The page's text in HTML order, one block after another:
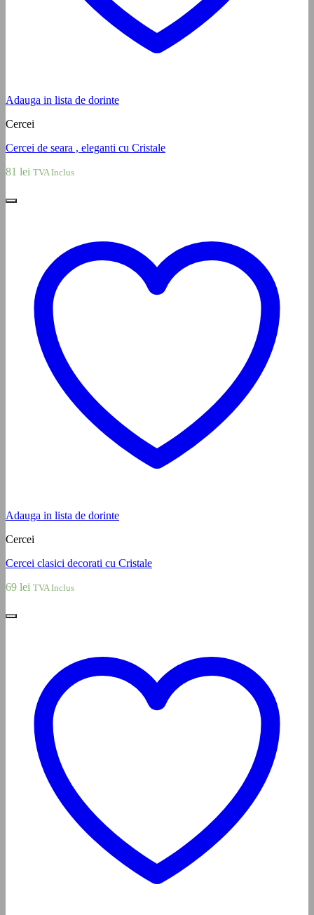
Adauga in lista de dorinte
Cercei
Cercei de seara , eleganti cu Cristale
81 lei TVA Inclus
Adauga in lista de dorinte
Cercei
Cercei clasici decorati cu Cristale
69 lei TVA Inclus